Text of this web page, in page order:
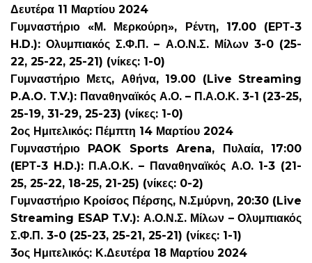
Δευτέρα 11 Μαρτίου 2024
Γυμναστήριο «Μ. Μερκούρη», Ρέντη, 17.00 (EΡΤ-3
H.D.): Ολυμπιακός Σ.Φ.Π. – Α.Ο.Ν.Σ. Μίλων 3-0 (25-
22, 25-22, 25-21) (νίκες: 1-0)
Γυμναστήριο Μετς, Αθήνα, 19.00 (Live Streaming
P.A.O. T.V.): Παναθηναϊκός Α.Ο. – Π.Α.Ο.Κ. 3-1 (23-25,
25-19, 31-29, 25-23) (νίκες: 1-0)
2ος Ημιτελικός: Πέμπτη 14 Μαρτίου 2024
Γυμναστήριο PAOK Sports Arena, Πυλαία, 17:00
(EΡΤ-3 H.D.): Π.Α.Ο.Κ. – Παναθηναϊκός Α.Ο. 1-3 (21-
25, 25-22, 18-25, 21-25) (νίκες: 0-2)
Γυμναστήριο Κροίσος Πέρσης, Ν.Σμύρνη, 20:30 (Live
Streaming ESAP T.V.): Α.Ο.Ν.Σ. Μίλων – Ολυμπιακός
Σ.Φ.Π. 3-0 (25-23, 25-21, 25-21) (νίκες: 1-1)
3ος Ημιτελικός: Κ.Δευτέρα 18 Μαρτίου 2024